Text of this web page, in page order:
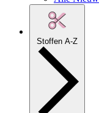
Stoffen A-Z